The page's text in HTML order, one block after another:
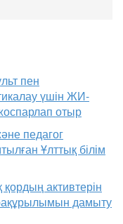
пен
үшін ЖИ-
отыр
педагог
Ұлттық білім
активтерін
дамыту